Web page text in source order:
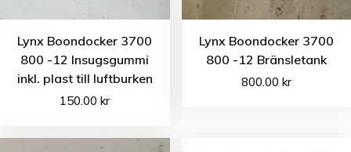
Lynx Boondocker 3700
800 -12 Insugsgummi
inkl. plast till luftburken
150.00kr
Lynx Boondocker 3700
800 -12 Bränsletank
800.00 kr